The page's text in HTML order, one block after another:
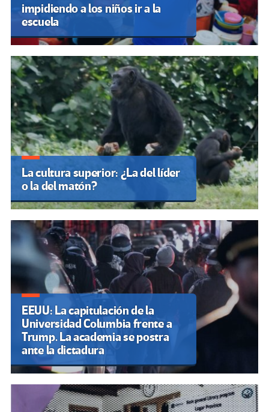
impidiendo a los niños ir a la
escuela
La cultura superior: ¿La del líder
o la del matón?
EEUU: La capitulación de la
Universidad Columbia frente a
Trump. La academia se postra
ante la dictadura